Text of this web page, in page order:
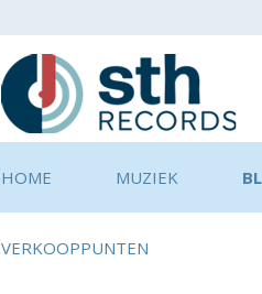
HOME MUZIEK
VERKOOPPUNTEN